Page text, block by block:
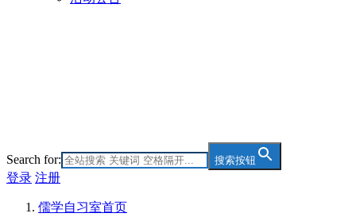
Search for: 搜索按钮
登录 注册
儒学自习室首页